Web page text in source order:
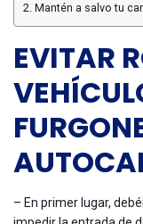
Mantén a salvo tu
EVITAR
– En primer lugar,